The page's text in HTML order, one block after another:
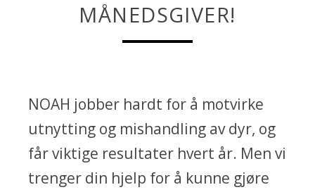
MÅNEDSGIVER!
NOAH jobber hardt for å motvirke
utnytting og mishandling av dyr, og
får viktige resultater hvert år. Men vi
trenger din hjelp for å kunne gjøre